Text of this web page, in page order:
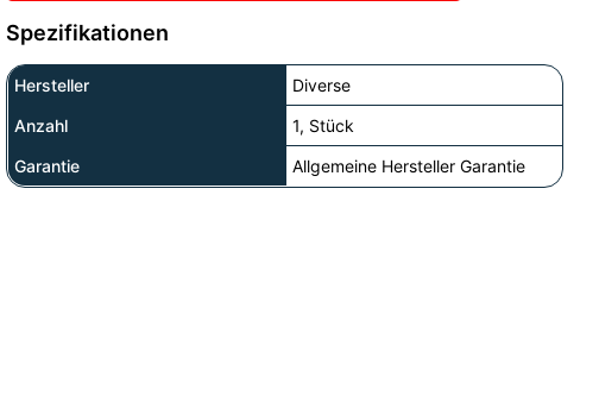
Spezifikationen
Hersteller
Diverse
Anzahl
1, Stück
Garantie
Allgemeine Hersteller Garantie